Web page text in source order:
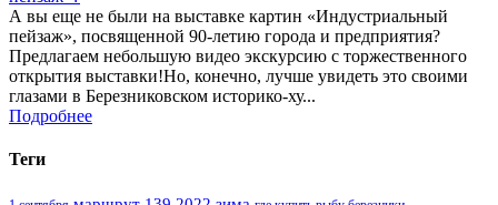
А вы еще не были на выставке картин «Индустриальный
пейзаж», посвященной 90-летию города и предприятия?
Предлагаем небольшую видео экскурсию с торжественного
открытия выставки!Но, конечно, лучше увидеть это своими
глазами в Березниковском историко-ху...
Подробнее
Теги